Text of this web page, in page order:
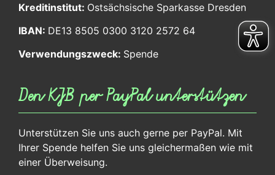
Kreditinstitut: Ostsächsische Sparkasse Dresden
IBAN: DE13 8505 0300 3120 2572 64
Verwendungszweck: Spende
Den KJB per PayPal unterstützen
Unterstützen Sie uns auch gerne per PayPal. Mit
Ihrer Spende helfen Sie uns gleichermaßen wie mit
einer Überweisung.